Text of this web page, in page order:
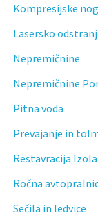
Kompresijske
Lasersko
Nepremičnine
Nepremičnine
Pitna voda
Prevajanje in
Restavracija Izola
Ročna
Sečila in ledvice